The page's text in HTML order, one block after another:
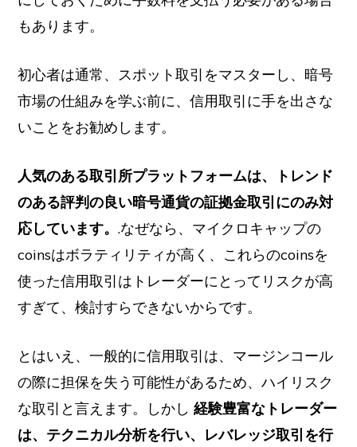
もあります。
初心者は通常、スポット取引をマスターし、暗号
市場の仕組みを学ぶ前に、信用取引に手を出さな
いことをお勧めします。
人気のある取引所プラットフォームは、トレンド
のある評判の良い暗号通貨の証拠金取引にのみ対
応しています。.なぜなら、マイクロキャップの
coinsはボラティリティが高く、これらのcoinsを
使った信用取引はトレーダーにとってリスクが高
すぎて、検討すらできないからです。
とはいえ、一般的に信用取引は、マージンコール
の際に担保を失う可能性があるため、ハイリスク
な取引と言えます。しかし経験豊富なトレーダー
は、テクニカル分析を行い、レバレッジ取引を行